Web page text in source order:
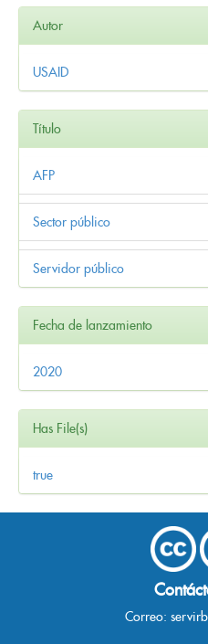
Autor
USAID
Título
AFP
Sector público
Servidor público
Fecha de lanzamiento
2020
Has File(s)
true
Correo: